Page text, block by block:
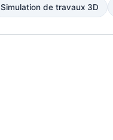
Simulation de travaux 3D